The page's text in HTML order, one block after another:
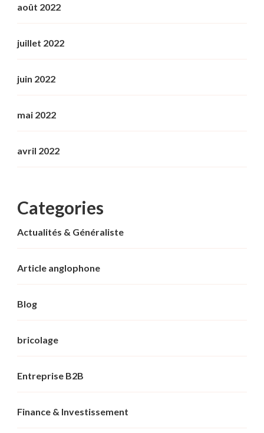
août 2022
juillet 2022
juin 2022
mai 2022
avril 2022
Categories
Actualités & Généraliste
Article anglophone
Blog
bricolage
Entreprise B2B
Finance & Investissement